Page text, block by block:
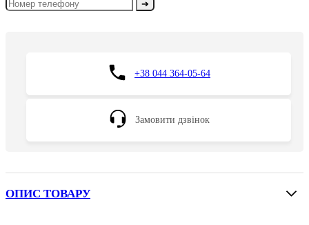
➔
+38 044 364-05-64
Замовити дзвінок
ОПИС ТОВАРУ